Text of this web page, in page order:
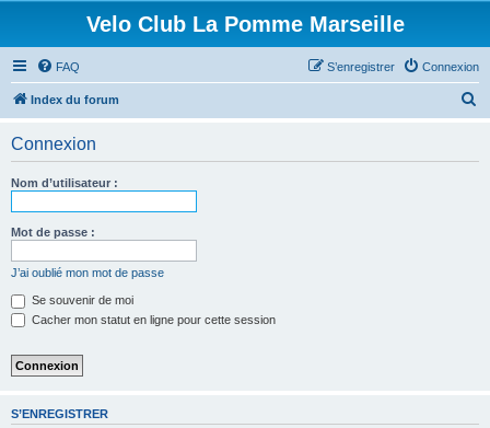
Velo Club La Pomme Marseille
FAQ Connexion
S’enregistrer
Index du forum
Connexion
Nom d’utilisateur :
Mot de passe :
J’ai oublié mon mot de passe
Se souvenir de moi
Cacher mon statut en ligne pour cette session
S’ENREGISTRER